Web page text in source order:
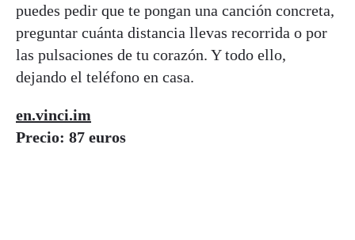
puedes pedir que te pongan una canción concreta,
preguntar cuánta distancia llevas recorrida o por
las pulsaciones de tu corazón. Y todo ello,
dejando el teléfono en casa.
en.vinci.im
Precio: 87 euros